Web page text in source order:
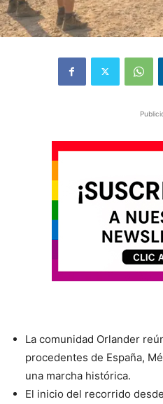
​La comunidad Orlander
procedentes de España,
una marcha histórica.
​El inicio del recorrido